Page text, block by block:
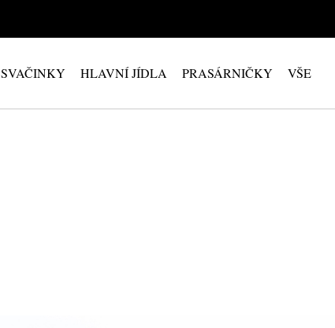
SVAČINKY HLAVNÍ JÍDLA PRASÁRNIČKY VŠE